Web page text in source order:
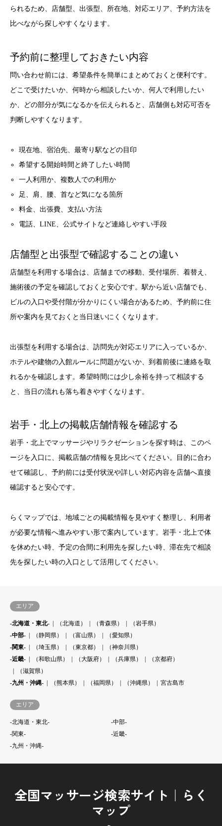
られるため、店舗型、出張型、所在地、対応エリア、予約方法を
比べながら探しやすくなります。
予約前に整理しておきたい内容
問い合わせ前には、希望条件を簡単にまとめておくと便利です。
どこで受けたいか、何時から相談したいか、何人で利用したい
か、どの部分が気になるかを伝えられると、店舗側も対応可否を
判断しやすくなります。
現在地、宿泊先、最寄り駅などの目印
希望する開始時間と終了したい時間
一人利用か、複数人での利用か
足、肩、腰、首など気になる箇所
料金、出張費、支払い方法
電話、LINE、公式サイトなど連絡しやすい手段
店舗型と出張型で確認することの違い
店舗型を利用する場合は、店舗までの移動、受付場所、着替え、
施術後の予定を確認しておくと安心です。駅から近い店舗でも、
ビルの入口や受付階が分かりにくい場合があるため、予約前に住
所や案内を見ておくと当日迷いにくくなります。
出張型を利用する場合は、訪問先が対応エリアに入っているか、
ホテルや建物の入館ルールに問題がないか、到着前後に連絡を取
れるかを確認します。希望時間には少し余裕を持って相談する
と、当日の流れも落ち着きやすくなります。
岩手・北上の掲載店舗情報を確認する
岩手・北上でマッサージやリラクゼーションを探す時は、このペ
ージを入口に、掲載店舗の情報を見比べてください。目的に合わ
せて確認し、予約前には受付状況や詳しい対応内容を店舗へ直接
確認すると安心です。
らくマップでは、地域ごとの掲載情報を見やすく整理し、利用者
が必要な情報へ進みやすい形で案内しています。岩手・北上で体
を休めたい時、予定の合間に利用先を探したい時、滞在先で相談
先を探したい時の入口として活用してください。
エリア
-北海道・東北- （北海道） （青森県）
（岩手県）
-中部-
（静岡県） （富山県）
（愛知県）
-関東-
（埼玉県） （東京都）
（神奈川県）
-近畿-
（和歌山県） （大阪府） （兵庫県）
（京都府）
（滋賀県）
-九州・沖縄-
（熊本県） （福岡県） （沖縄県） 宮古島市
エリア
-北海道・東北-
-中部-
-関東-
-近畿-
-九州・沖縄-
全国マッサージ検索サイト｜らく
マップ